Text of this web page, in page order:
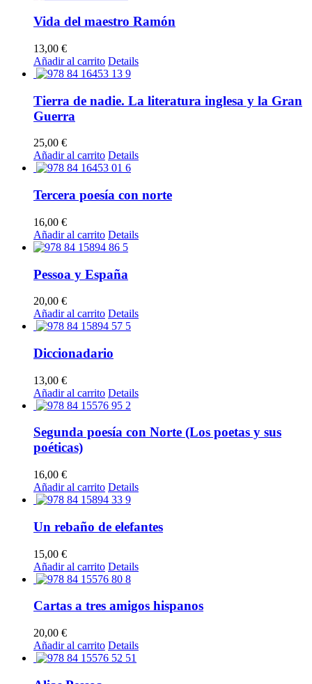
Vida del maestro Ramón
13,00 €
Añadir al carrito Details
Tierra de nadie. La literatura inglesa y la Gran
Guerra
25,00 €
Añadir al carrito Details
Tercera poesía con norte
16,00 €
Añadir al carrito Details
Pessoa y España
20,00 €
Añadir al carrito Details
Diccionadario
13,00 €
Añadir al carrito Details
Segunda poesía con Norte (Los poetas y sus
poéticas)
16,00 €
Añadir al carrito Details
Un rebaño de elefantes
15,00 €
Añadir al carrito Details
Cartas a tres amigos hispanos
20,00 €
Añadir al carrito Details